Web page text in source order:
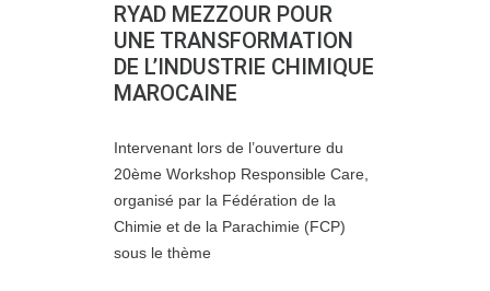
RYAD MEZZOUR POUR
UNE TRANSFORMATION
DE L’INDUSTRIE CHIMIQUE
MAROCAINE
Intervenant lors de l’ouverture du
20ème Workshop Responsible Care,
organisé par la Fédération de la
Chimie et de la Parachimie (FCP)
sous le thème